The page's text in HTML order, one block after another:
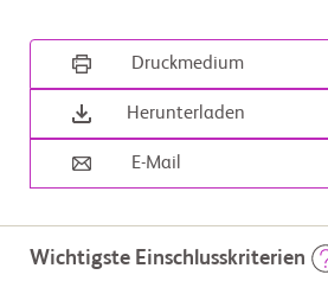
Druckmedium
Herunterladen
E-Mail
Wichtigste Einschlusskriterien